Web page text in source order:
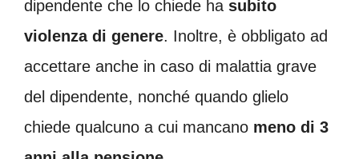
dipendente che lo chiede ha subito
violenza di genere. Inoltre, è obbligato ad
accettare anche in caso di malattia grave
del dipendente, nonché quando glielo
chiede qualcuno a cui mancano meno di 3